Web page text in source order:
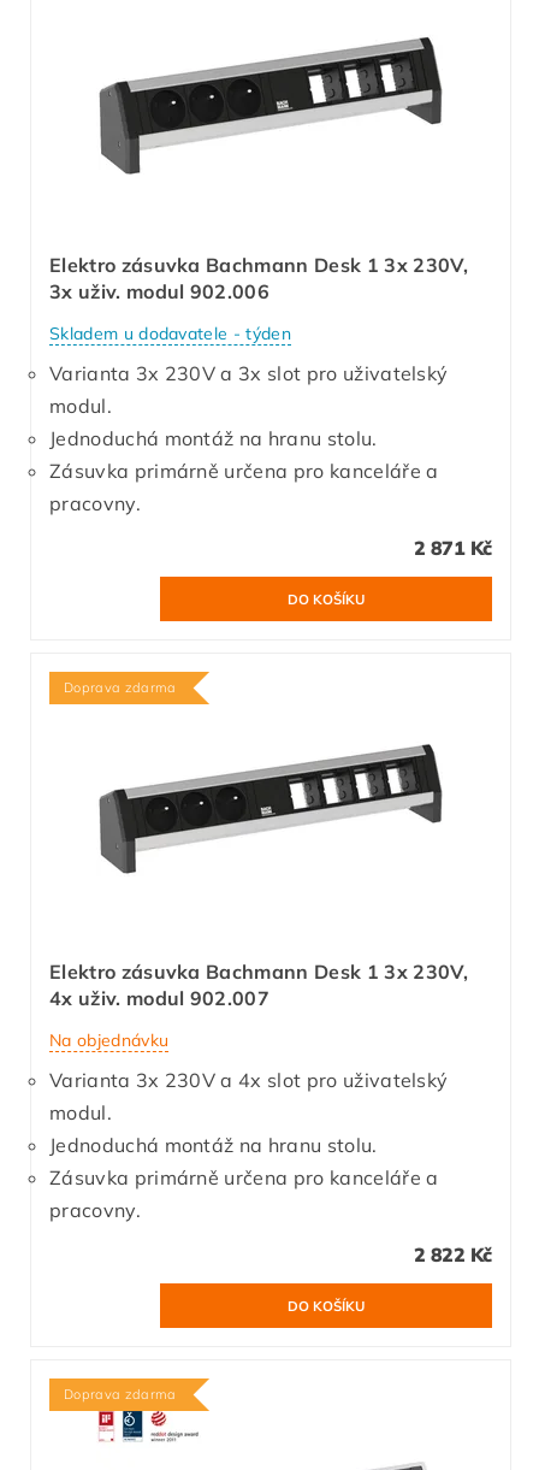
Elektro zásuvka Bachmann Desk 1 3x 230V,
3x uživ. modul 902.006
Skladem u dodavatele - týden
Varianta 3x 230V a 3x slot pro uživatelský
modul.
Jednoduchá montáž na hranu stolu.
Zásuvka primárně určena pro kanceláře a
pracovny.
2 871 Kč
Doprava zdarma
Elektro zásuvka Bachmann Desk 1 3x 230V,
4x uživ. modul 902.007
Na objednávku
Varianta 3x 230V a 4x slot pro uživatelský
modul.
Jednoduchá montáž na hranu stolu.
Zásuvka primárně určena pro kanceláře a
pracovny.
2 822 Kč
Doprava zdarma